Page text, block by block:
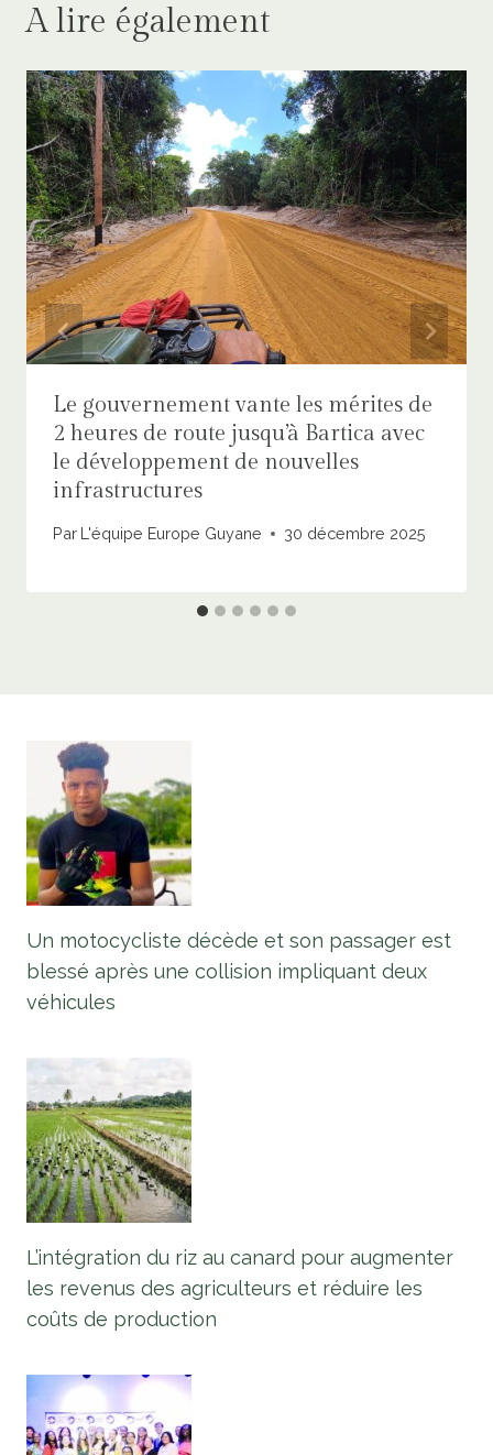
A lire également
Le gouvernement vante les mérites de
2 heures de route jusqu’à Bartica avec
le développement de nouvelles
infrastructures
Par L'équipe Europe Guyane 30 décembre 2025
Un motocycliste décède et son passager est
blessé après une collision impliquant deux
véhicules
L’intégration du riz au canard pour augmenter
les revenus des agriculteurs et réduire les
coûts de production